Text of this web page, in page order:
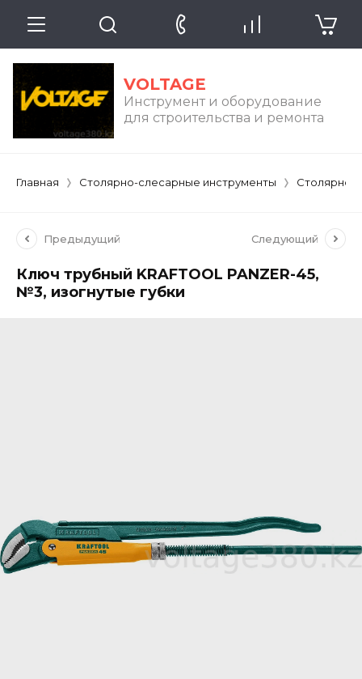
VOLTAGE
Инструмент и оборудование
для строительства и ремонта
Главная Столярно-слесарные инструменты Столярно-
Предыдущий Следующий
Ключ трубный KRAFTOOL PANZER-45,
№3, изогнутые губки